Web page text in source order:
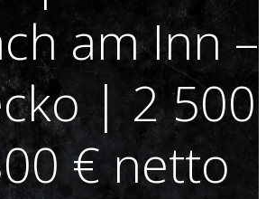
am Inn –
| 2 500
€ netto